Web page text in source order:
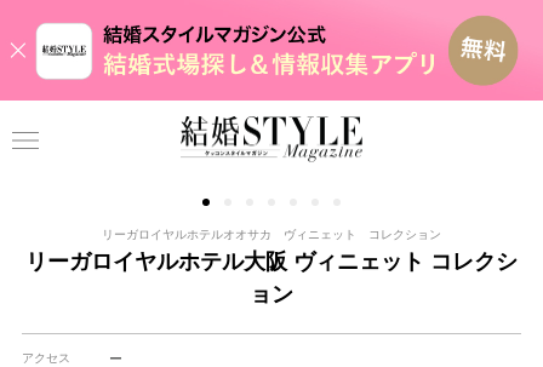
リーガロイヤルホテルオオサカ ヴィニェット コレクション
リーガロイヤルホテル大阪 ヴィニェット コレクシ
ョン
アクセス ー